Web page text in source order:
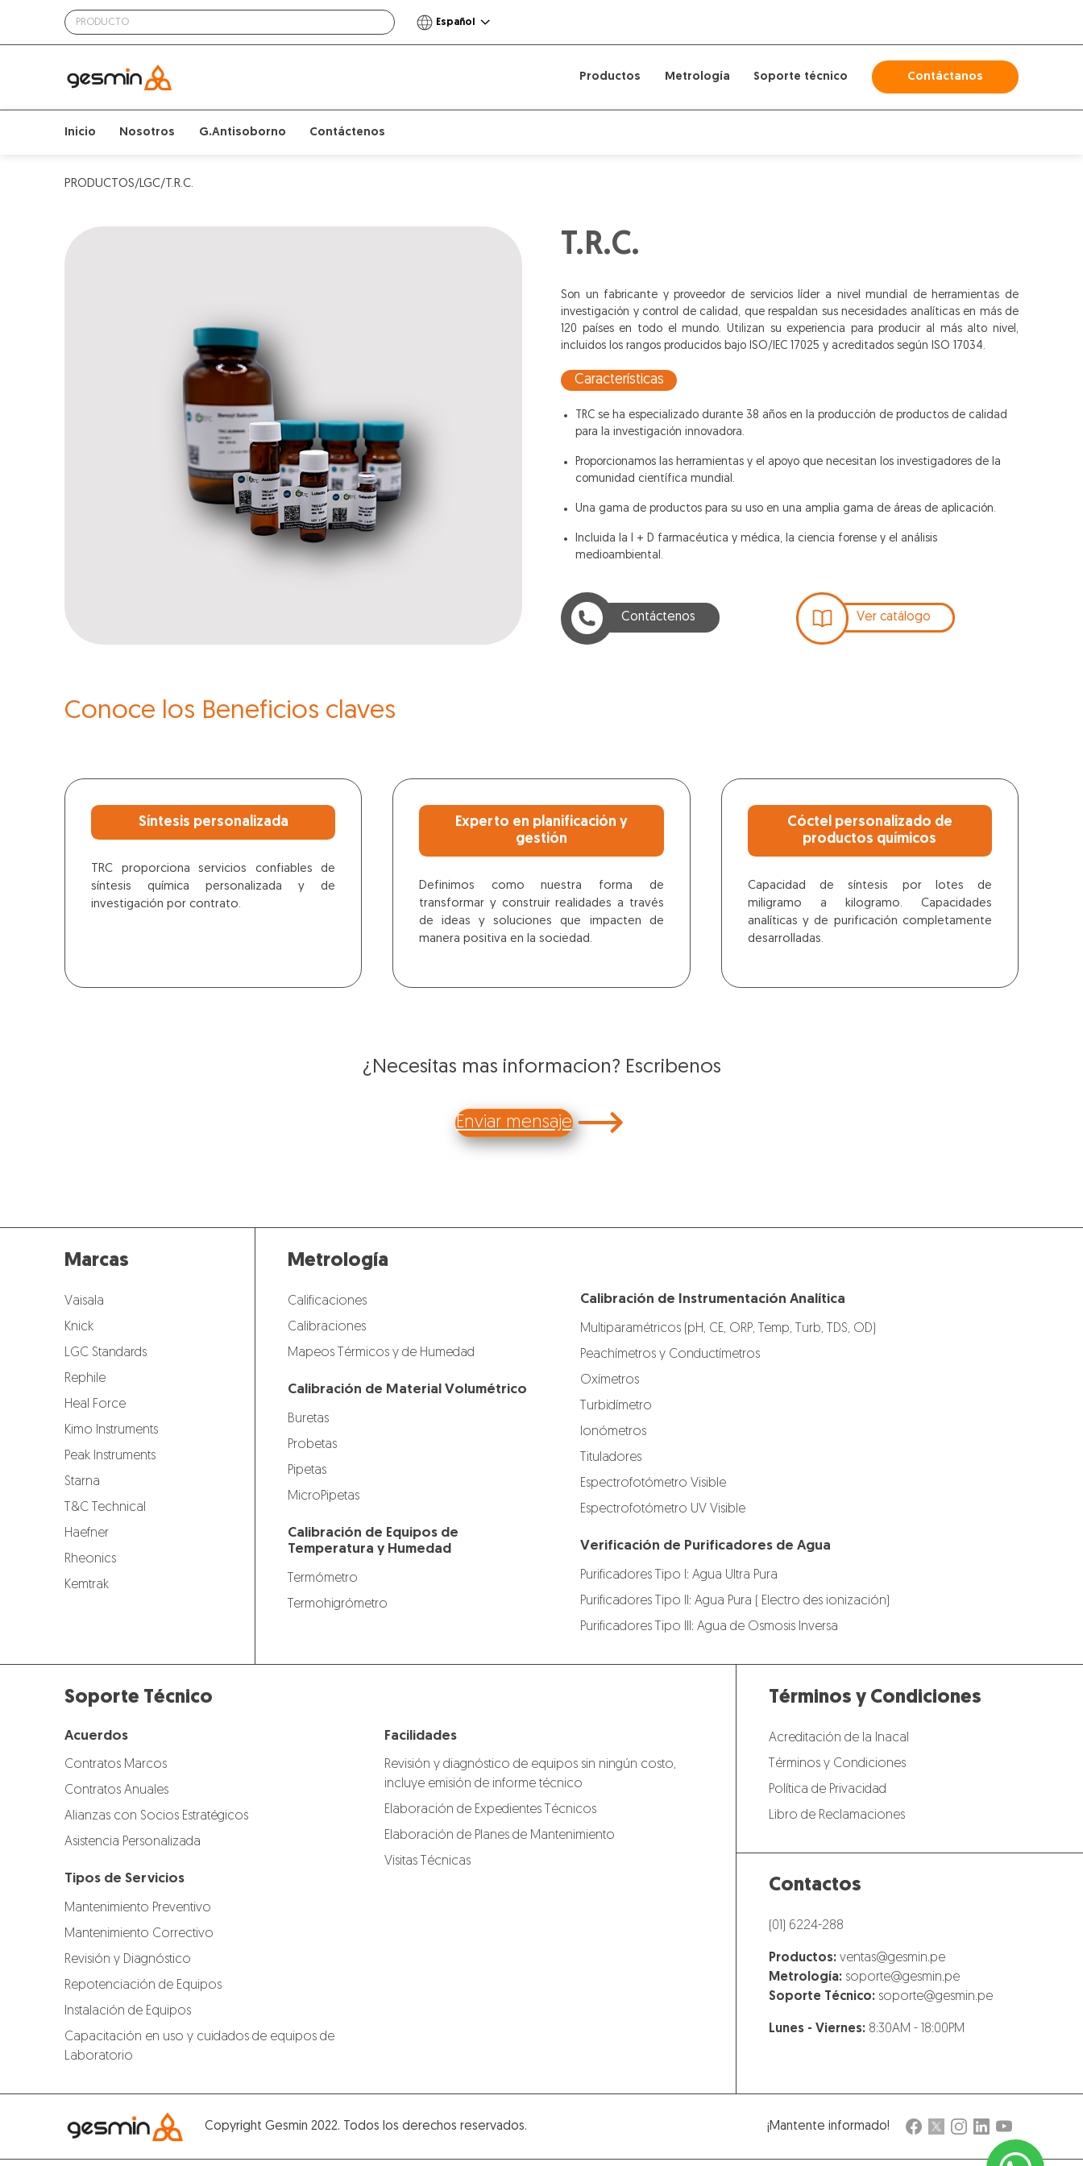
Español
Productos Metrología Soporte técnico Contáctanos
Inicio Nosotros G.Antisoborno Contáctenos
PRODUCTOS/LGC/T.R.C.
T.R.C.
Son un fabricante y proveedor de servicios líder a nivel mundial de herramientas de
investigación y control de calidad, que respaldan sus necesidades analíticas en más de
120 países en todo el mundo. Utilizan su experiencia para producir al más alto nivel,
incluidos los rangos producidos bajo ISO/IEC 17025 y acreditados según ISO 17034.
Características
TRC se ha especializado durante 38 años en la producción de productos de calidad
para la investigación innovadora.
Proporcionamos las herramientas y el apoyo que necesitan los investigadores de la
comunidad científica mundial.
Una gama de productos para su uso en una amplia gama de áreas de aplicación.
Incluida la I + D farmacéutica y médica, la ciencia forense y el análisis
medioambiental.
Contáctenos Ver catálogo
Conoce los Beneficios claves
Síntesis personalizada
TRC proporciona servicios confiables de
síntesis química personalizada y de
investigación por contrato.
Experto en planificación y
gestión
Definimos como nuestra forma de
transformar y construir realidades a través
de ideas y soluciones que impacten de
manera positiva en la sociedad.
Cóctel personalizado de
productos químicos
Capacidad de síntesis por lotes de
miligramo a kilogramo. Capacidades
analíticas y de purificación completamente
desarrolladas.
¿Necesitas mas informacion? Escribenos
Enviar mensaje
Marcas
Vaisala
Knick
LGC Standards
Rephile
Heal Force
Kimo Instruments
Peak Instruments
Starna
T&C Technical
Haefner
Rheonics
Kemtrak
Metrología
Calificaciones
Calibraciones
Mapeos Térmicos y de Humedad
Calibración de Material Volumétrico
Buretas
Probetas
Pipetas
MicroPipetas
Calibración de Equipos de
Temperatura y Humedad
Termómetro
Termohigrómetro
Calibración de Instrumentación Analítica
Multiparamétricos (pH, CE, ORP, Temp, Turb, TDS, OD)
Peachímetros y Conductímetros
Oxímetros
Turbidímetro
Ionómetros
Tituladores
Espectrofotómetro Visible
Espectrofotómetro UV Visible
Verificación de Purificadores de Agua
Purificadores Tipo I: Agua Ultra Pura
Purificadores Tipo II: Agua Pura ( Electro des ionización)
Purificadores Tipo III: Agua de Osmosis Inversa
Soporte Técnico
Acuerdos
Contratos Marcos
Contratos Anuales
Alianzas con Socios Estratégicos
Asistencia Personalizada
Tipos de Servicios
Mantenimiento Preventivo
Mantenimiento Correctivo
Revisión y Diagnóstico
Repotenciación de Equipos
Instalación de Equipos
Capacitación en uso y cuidados de equipos de
Laboratorio
Facilidades
Revisión y diagnóstico de equipos sin ningún costo,
incluye emisión de informe técnico
Elaboración de Expedientes Técnicos
Elaboración de Planes de Mantenimiento
Visitas Técnicas
Términos y Condiciones
Acreditación de la Inacal
Términos y Condiciones
Política de Privacidad
Libro de Reclamaciones
Contactos
(01) 6224-288
Productos:ventas@gesmin.pe
Metrología: soporte@gesmin.pe
Soporte Técnico: soporte@gesmin.pe
Lunes - Viernes: 8:30AM - 18:00PM
Copyright Gesmin 2022. Todos los derechos reservados. ¡Mantente informado!